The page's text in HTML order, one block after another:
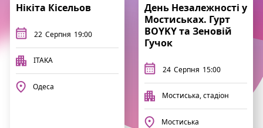
Нікіта Кісельов
22 Серпня 19:00
ITAKA
Одеса
День Незалежності у
Мостиськах. Гурт
BOYKY та Зеновій
Гучок
24 Серпня 15:00
Мостиська, стадіон
Мостиська